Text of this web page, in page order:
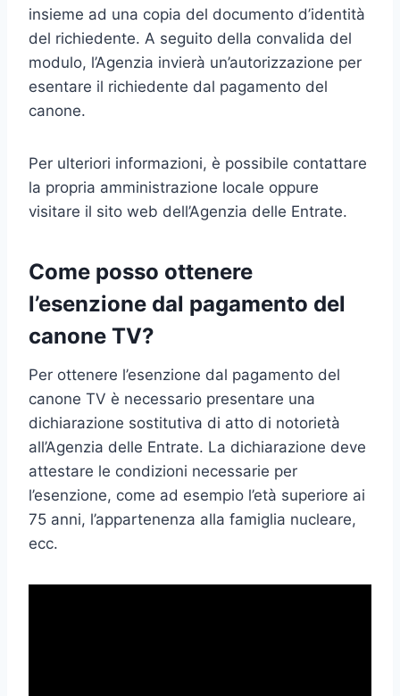
insieme ad una copia del documento d’identità
del richiedente. A seguito della convalida del
modulo, l’Agenzia invierà un’autorizzazione per
esentare il richiedente dal pagamento del
canone.
Per ulteriori informazioni, è possibile contattare
la propria amministrazione locale oppure
visitare il sito web dell’Agenzia delle Entrate.
Come posso ottenere
l’esenzione dal pagamento del
canone TV?
Per ottenere l’esenzione dal pagamento del
canone TV è necessario presentare una
dichiarazione sostitutiva di atto di notorietà
all’Agenzia delle Entrate. La dichiarazione deve
attestare le condizioni necessarie per
l’esenzione, come ad esempio l’età superiore ai
75 anni, l’appartenenza alla famiglia nucleare,
ecc.